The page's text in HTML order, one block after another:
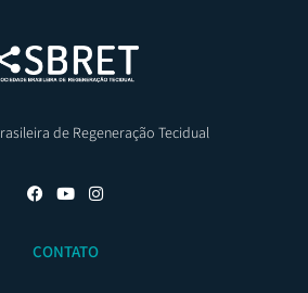
de Regeneração Tecidual
CONTATO